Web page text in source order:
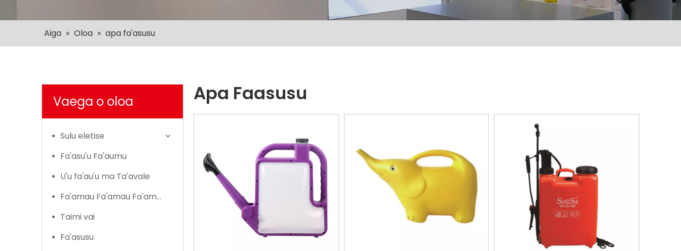
Aiga » Oloa » apa fa'asusu
Vaega o oloa
Sulu eletise
Fa'asu'u Fa'aumu
U'u fa'au'u ma Ta'avale
Fa'amau Fa'amau Fa'amau
Taimi vai
Fa'asusu
Apa Faasusu